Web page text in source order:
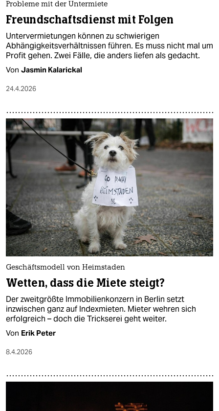
Probleme mit der Untermiete
Freundschaftsdienst mit Folgen
Untervermietungen können zu schwierigen
Abhängigkeitsverhältnissen führen. Es muss nicht mal um
Profit gehen. Zwei Fälle, die anders liefen als gedacht.
Von Jasmin Kalarickal
24.4.2026
Geschäftsmodell von Heimstaden
Wetten, dass die Miete steigt?
Der zweitgrößte Immobilienkonzern in Berlin setzt
inzwischen ganz auf Indexmieten. Mieter wehren sich
erfolgreich – doch die Trickserei geht weiter.
Von Erik Peter
8.4.2026